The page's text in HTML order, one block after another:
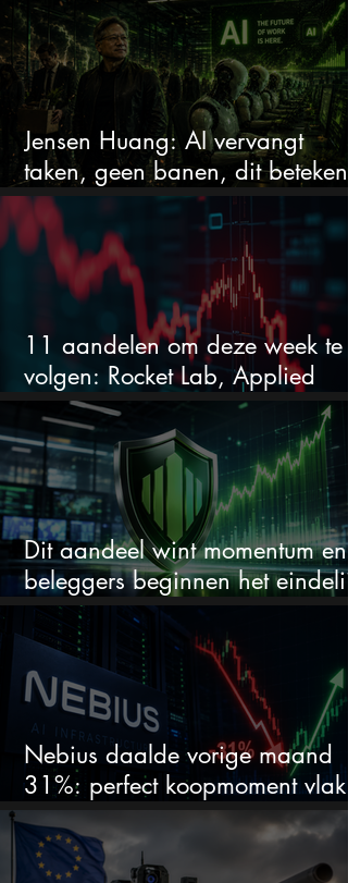
Jensen Huang: AI vervangt
taken, geen banen, dit betekent
het voor AI-aandelen
11 aandelen om deze week te
volgen: Rocket Lab, Applied
Materials en de zwaarste AI-test
Dit aandeel wint momentum en
beleggers beginnen het eindelijk
te zien
Nebius daalde vorige maand
31%: perfect koopmoment vlak
voor kwartaalcijfers?